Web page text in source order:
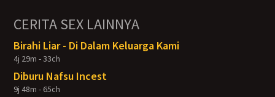
CERITA SEX LAINNYA
Birahi Liar - Di Dalam Keluarga Kami
4j 29m - 33ch
Diburu Nafsu Incest
9j 48m - 65ch